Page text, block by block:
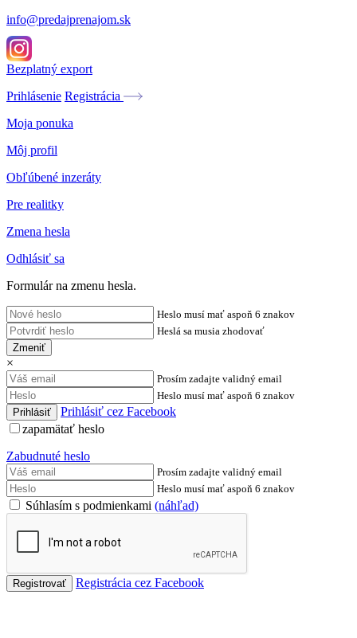
info@predajprenajom.sk
Bezplatný export
Prihlásenie Registrácia
Moja ponuka
Môj profil
Obľúbené inzeráty
Pre realitky
Zmena hesla
Odhlásiť sa
Formulár na zmenu hesla.
Heslo musí mať aspoň 6 znakov
Heslá sa musia zhodovať
Zmeniť
×
Prosím zadajte validný email
Heslo musí mať aspoň 6 znakov
Prihlásiť cez Facebook
zapamätať heslo
Zabudnuté heslo
Prosím zadajte validný email
Heslo musí mať aspoň 6 znakov
Súhlasím s podmienkami (náhľad)
Registrácia cez Facebook